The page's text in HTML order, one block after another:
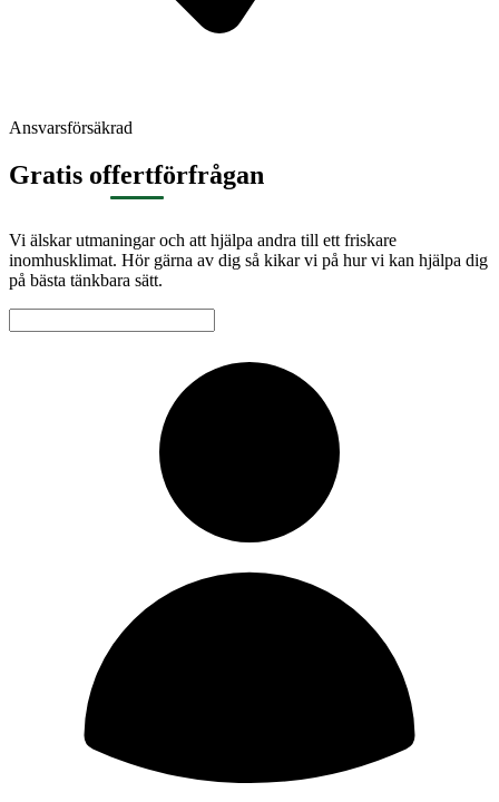
Ansvarsförsäkrad
Gratis offertförfrågan
Vi älskar utmaningar och att hjälpa andra till ett friskare
inomhusklimat. Hör gärna av dig så kikar vi på hur vi kan hjälpa dig
på bästa tänkbara sätt.